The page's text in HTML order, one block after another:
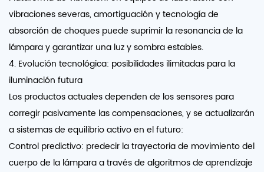
vibraciones severas, amortiguación y tecnología de
absorción de choques puede suprimir la resonancia de la
lámpara y garantizar una luz y sombra estables.
4. Evolución tecnológica: posibilidades ilimitadas para la
iluminación futura
Los productos actuales dependen de los sensores para
corregir pasivamente las compensaciones, y se actualizarán
a sistemas de equilibrio activo en el futuro:
Control predictivo: predecir la trayectoria de movimiento del
cuerpo de la lámpara a través de algoritmos de aprendizaje